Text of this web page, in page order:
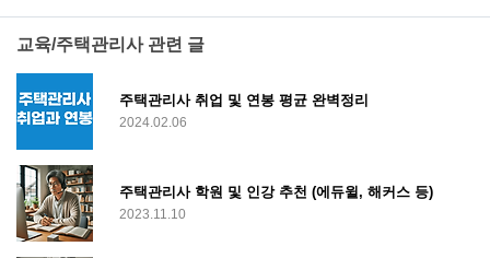
교육/주택관리사 관련 글
주택관리사 취업 및 연봉 평균 완벽정리
2024.02.06
주택관리사 학원 및 인강 추천 (에듀윌, 해커스 등)
2023.11.10